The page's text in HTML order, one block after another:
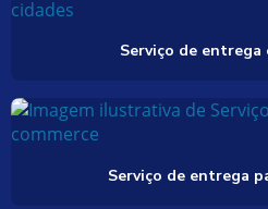
Serviço de
Serviço de entrega